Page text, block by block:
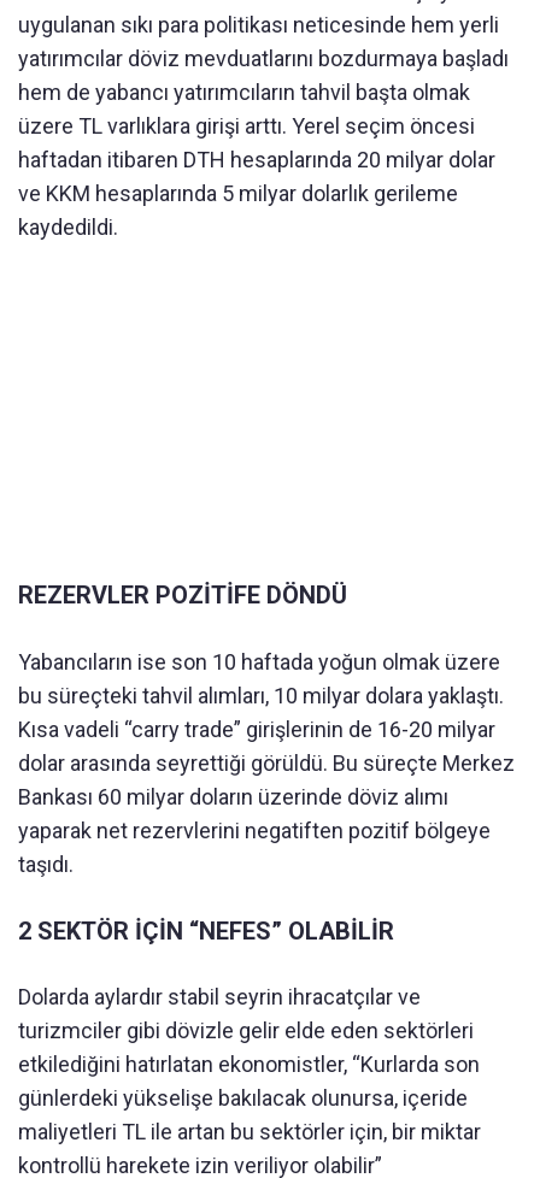
uygulanan sıkı para politikası neticesinde hem yerli
yatırımcılar döviz mevduatlarını bozdurmaya başladı
hem de yabancı yatırımcıların tahvil başta olmak
üzere TL varlıklara girişi arttı. Yerel seçim öncesi
haftadan itibaren DTH hesaplarında 20 milyar dolar
ve KKM hesaplarında 5 milyar dolarlık gerileme
kaydedildi.
REZERVLER POZİTİFE DÖNDÜ
Yabancıların ise son 10 haftada yoğun olmak üzere
bu süreçteki tahvil alımları, 10 milyar dolara yaklaştı.
Kısa vadeli “carry trade” girişlerinin de 16-20 milyar
dolar arasında seyrettiği görüldü. Bu süreçte Merkez
Bankası 60 milyar doların üzerinde döviz alımı
yaparak net rezervlerini negatiften pozitif bölgeye
taşıdı.
2 SEKTÖR İÇİN “NEFES” OLABİLİR
Dolarda aylardır stabil seyrin ihracatçılar ve
turizmciler gibi dövizle gelir elde eden sektörleri
etkilediğini hatırlatan ekonomistler, “Kurlarda son
günlerdeki yükselişe bakılacak olunursa, içeride
maliyetleri TL ile artan bu sektörler için, bir miktar
kontrollü harekete izin veriliyor olabilir”